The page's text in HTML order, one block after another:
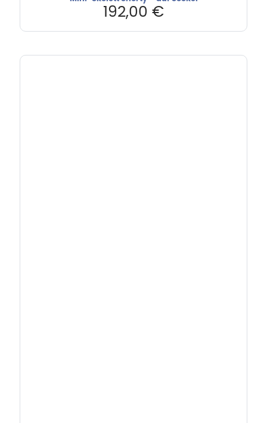
192,00 €